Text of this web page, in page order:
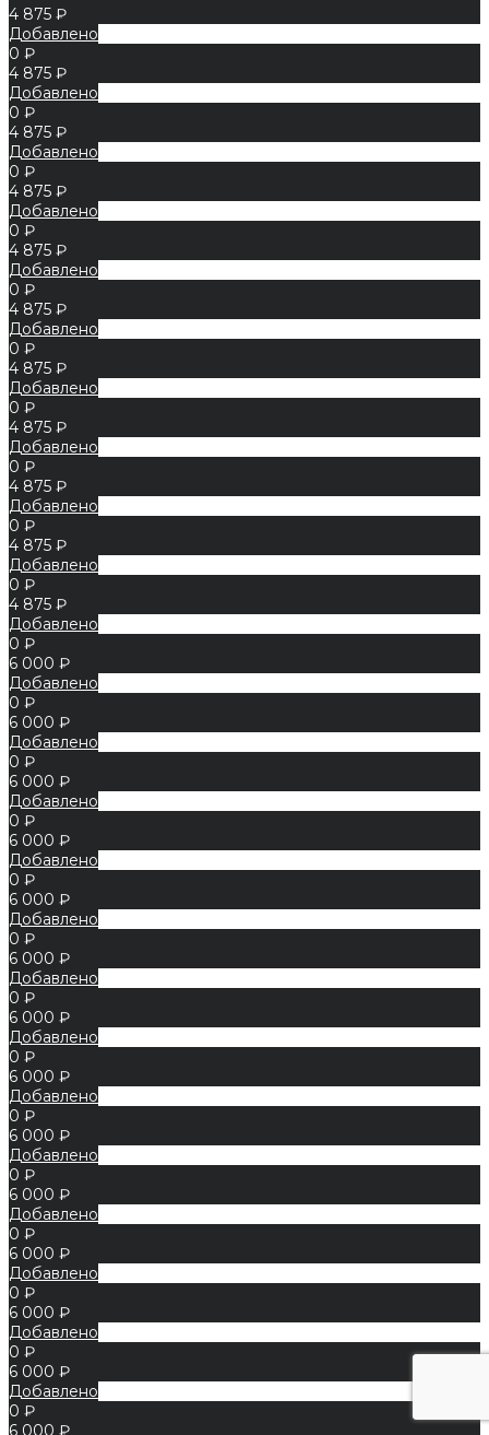
4 875 ₽
Добавлено
0 ₽
4 875 ₽
Добавлено
0 ₽
4 875 ₽
Добавлено
0 ₽
4 875 ₽
Добавлено
0 ₽
4 875 ₽
Добавлено
0 ₽
4 875 ₽
Добавлено
0 ₽
4 875 ₽
Добавлено
0 ₽
4 875 ₽
Добавлено
0 ₽
4 875 ₽
Добавлено
0 ₽
4 875 ₽
Добавлено
0 ₽
4 875 ₽
Добавлено
0 ₽
6 000 ₽
Добавлено
0 ₽
6 000 ₽
Добавлено
0 ₽
6 000 ₽
Добавлено
0 ₽
6 000 ₽
Добавлено
0 ₽
6 000 ₽
Добавлено
0 ₽
6 000 ₽
Добавлено
0 ₽
6 000 ₽
Добавлено
0 ₽
6 000 ₽
Добавлено
0 ₽
6 000 ₽
Добавлено
0 ₽
6 000 ₽
Добавлено
0 ₽
6 000 ₽
Добавлено
0 ₽
6 000 ₽
Добавлено
0 ₽
6 000 ₽
Добавлено
0 ₽
6 000 ₽